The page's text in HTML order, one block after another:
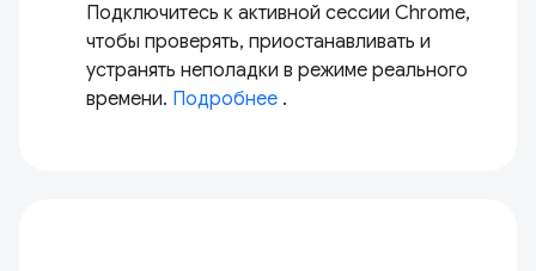
Подключитесь к активной сессии Chrome,
чтобы проверять, приостанавливать и
устранять неполадки в режиме реального
времени. Подробнее .